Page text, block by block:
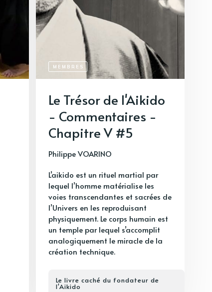
MEMBRES
Le Trésor de l'Aikido
- Commentaires -
Chapitre V #5
Philippe VOARINO
L’aikido est un rituel martial par
lequel l’homme matérialise les
voies transcendantes et sacrées de
l’Univers en les reproduisant
physiquement. Le corps humain est
un temple par lequel s’accomplit
analogiquement le miracle de la
création technique.
Le livre caché du fondateur de
l'Aikido